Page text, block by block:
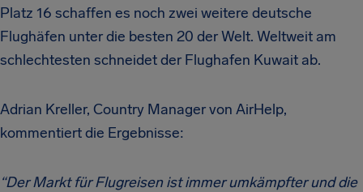
Platz 16 schaffen es noch zwei weitere deutsche
Flughäfen unter die besten 20 der Welt. Weltweit am
schlechtesten schneidet der Flughafen Kuwait ab.
Adrian Kreller, Country Manager von AirHelp,
kommentiert die Ergebnisse:
“Der Markt für Flugreisen ist immer umkämpfter und die